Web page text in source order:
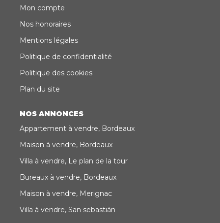
Mon compte
Nos honoraires
Mentions légales
Politique de confidentialité
Politique des cookies
Plan du site
NOS ANNONCES
Appartement à vendre, Bordeaux
Maison à vendre, Bordeaux
Villa à vendre, Le plan de la tour
Bureaux à vendre, Bordeaux
Maison à vendre, Merignac
Villa à vendre, San sebastián